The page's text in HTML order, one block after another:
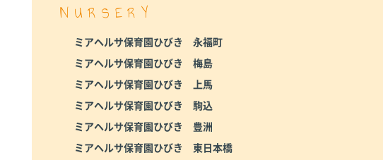
NURSERY
ミアヘルサ保育園ひびき 永福町
ミアヘルサ保育園ひびき 梅島
ミアヘルサ保育園ひびき 上馬
ミアヘルサ保育園ひびき 駒込
ミアヘルサ保育園ひびき 豊洲
ミアヘルサ保育園ひびき 東日本橋